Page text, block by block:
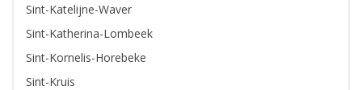
Sint-Katelijne-Waver
Sint-Katherina-Lombeek
Sint-Kornelis-Horebeke
Sint-Kruis